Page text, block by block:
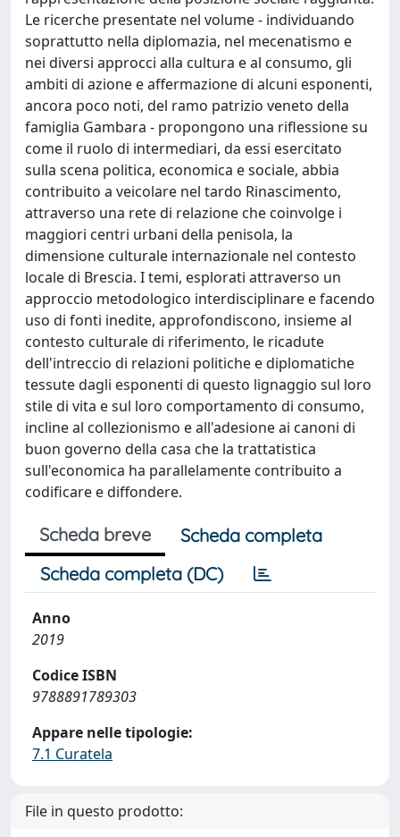
Le ricerche presentate nel volume - individuando
soprattutto nella diplomazia, nel mecenatismo e
nei diversi approcci alla cultura e al consumo, gli
ambiti di azione e affermazione di alcuni esponenti,
ancora poco noti, del ramo patrizio veneto della
famiglia Gambara - propongono una riflessione su
come il ruolo di intermediari, da essi esercitato
sulla scena politica, economica e sociale, abbia
contribuito a veicolare nel tardo Rinascimento,
attraverso una rete di relazione che coinvolge i
maggiori centri urbani della penisola, la
dimensione culturale internazionale nel contesto
locale di Brescia. I temi, esplorati attraverso un
approccio metodologico interdisciplinare e facendo
uso di fonti inedite, approfondiscono, insieme al
contesto culturale di riferimento, le ricadute
dell'intreccio di relazioni politiche e diplomatiche
tessute dagli esponenti di questo lignaggio sul loro
stile di vita e sul loro comportamento di consumo,
incline al collezionismo e all'adesione ai canoni di
buon governo della casa che la trattatistica
sull'economica ha parallelamente contribuito a
codificare e diffondere.
Scheda breve
Scheda completa
Scheda completa (DC)
Anno
2019
Codice ISBN
9788891789303
Appare nelle tipologie:
7.1 Curatela
File in questo prodotto: